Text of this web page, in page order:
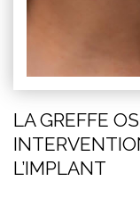
LA GREFFE
L’IMPLANT